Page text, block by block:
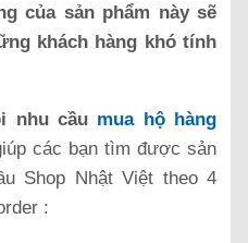
của sản phẩm này sẽ
khách hàng khó tính
nhu cầu mua hộ hàng
các bạn tìm được sản
Shop Nhật Việt theo 4
: